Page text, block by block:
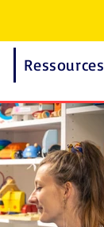
Ressources